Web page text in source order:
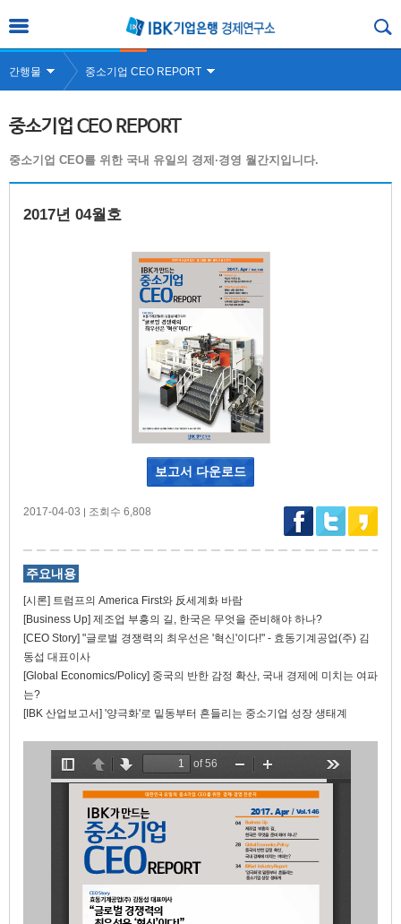
간행물 중소기업 CEO REPORT
중소기업 CEO REPORT
중소기업 CEO를 위한 국내 유일의 경제·경영 월간지입니다.
보고서 다운로드
2017년 04월호
주요내용
[시론] 트럼프의 America First와 反세계화 바람
[Business Up] 제조업 부흥의 길, 한국은 무엇을 준비해야 하나?
[CEO Story] "글로벌 경쟁력의 최우선은 '혁신'이다!" - 효동기계공업(주) 김
동섭 대표이사
[Global Economics/Policy] 중국의 반한 감정 확산, 국내 경제에 미치는 여파
는?
[IBK 산업보고서] '양극화'로 밑동부터 흔들리는 중소기업 성장 생태계
2017-04-03 | 조회수 6,808